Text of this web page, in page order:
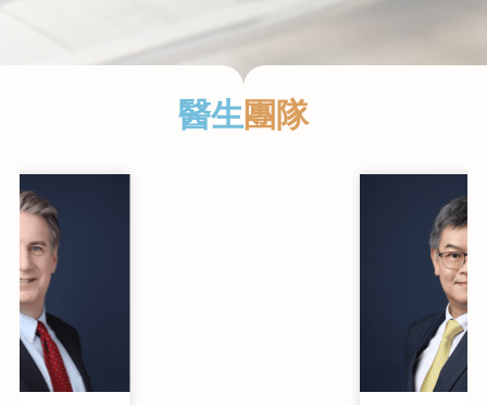
醫生團隊
Slide 3 of 11.